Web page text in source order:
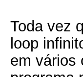
Toda vez
loop
em vários